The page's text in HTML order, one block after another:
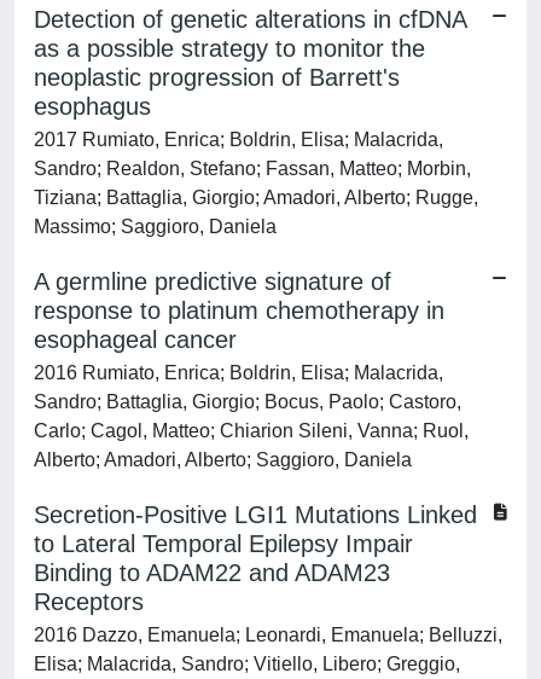
Detection of genetic alterations in cfDNA
as a possible strategy to monitor the
neoplastic progression of Barrett's
esophagus
2017 Rumiato, Enrica; Boldrin, Elisa; Malacrida,
Sandro; Realdon, Stefano; Fassan, Matteo; Morbin,
Tiziana; Battaglia, Giorgio; Amadori, Alberto; Rugge,
Massimo; Saggioro, Daniela
A germline predictive signature of
response to platinum chemotherapy in
esophageal cancer
2016 Rumiato, Enrica; Boldrin, Elisa; Malacrida,
Sandro; Battaglia, Giorgio; Bocus, Paolo; Castoro,
Carlo; Cagol, Matteo; Chiarion Sileni, Vanna; Ruol,
Alberto; Amadori, Alberto; Saggioro, Daniela
Secretion-Positive LGI1 Mutations Linked
to Lateral Temporal Epilepsy Impair
Binding to ADAM22 and ADAM23
Receptors
2016 Dazzo, Emanuela; Leonardi, Emanuela; Belluzzi,
Elisa; Malacrida, Sandro; Vitiello, Libero; Greggio,